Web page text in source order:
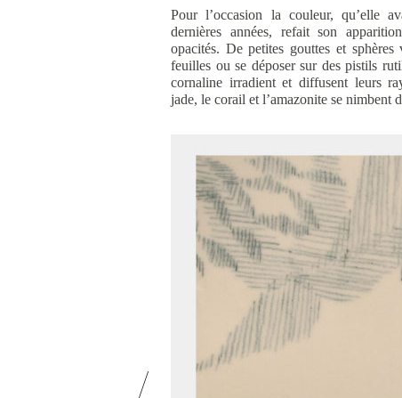
Pour l’occasion la couleur, qu’elle
dernières années, refait son
opacités. De petites gouttes et
feuilles ou se déposer sur des pistils
cornaline irradient et diffusent leurs
jade, le corail et l’amazonite se nimbent